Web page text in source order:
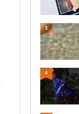
3
4